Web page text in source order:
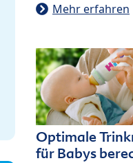
Mehr erfahren
Optimale
für Babys